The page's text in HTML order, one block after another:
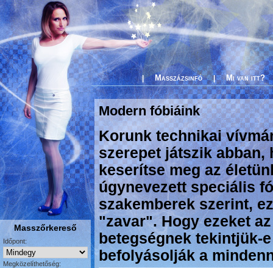
Masszőrkereső
Időpont:
Megközelíthetőség:
| Masszázsinfó | Mi van itt?
Modern fóbiáink
Korunk technikai
szerepet játszik abban,
keserítse meg az
úgynevezett speciális
szakemberek szerint,
"zavar". Hogy ezeket
betegségnek tekintjük-
befolyásolják a